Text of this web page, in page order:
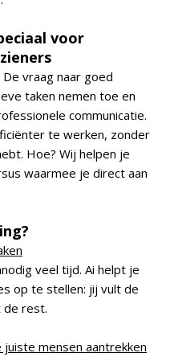
voor
vraag naar goed
taken nemen toe en
communicatie.
te werken, zonder
Hoe? Wij helpen je
waarmee je direct aan
veel tijd. Ai helpt je
op te stellen: jij vult de
de rest.
mensen aantrekken